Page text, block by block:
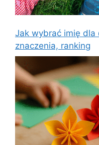
Jak wybrać imię dla
znaczenia, ranking